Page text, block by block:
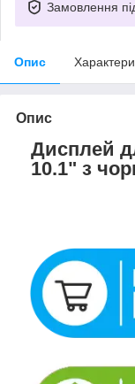
Замовлення
Опис
Опис
Дисплей
10.1" з